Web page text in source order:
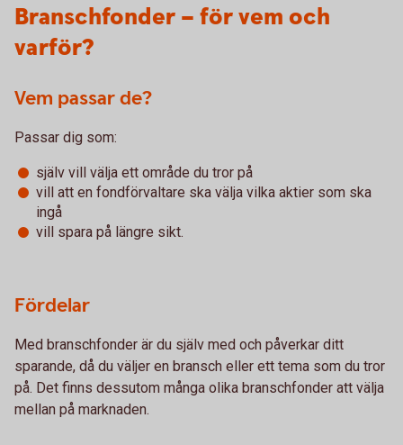
Branschfonder – för vem och
varför?
Vem passar de?
Passar dig som:
själv vill välja ett område du tror på
vill att en fondförvaltare ska välja vilka aktier som ska
ingå
vill spara på längre sikt.
Fördelar
Med branschfonder är du själv med och påverkar ditt
sparande, då du väljer en bransch eller ett tema som du tror
på. Det finns dessutom många olika branschfonder att välja
mellan på marknaden.